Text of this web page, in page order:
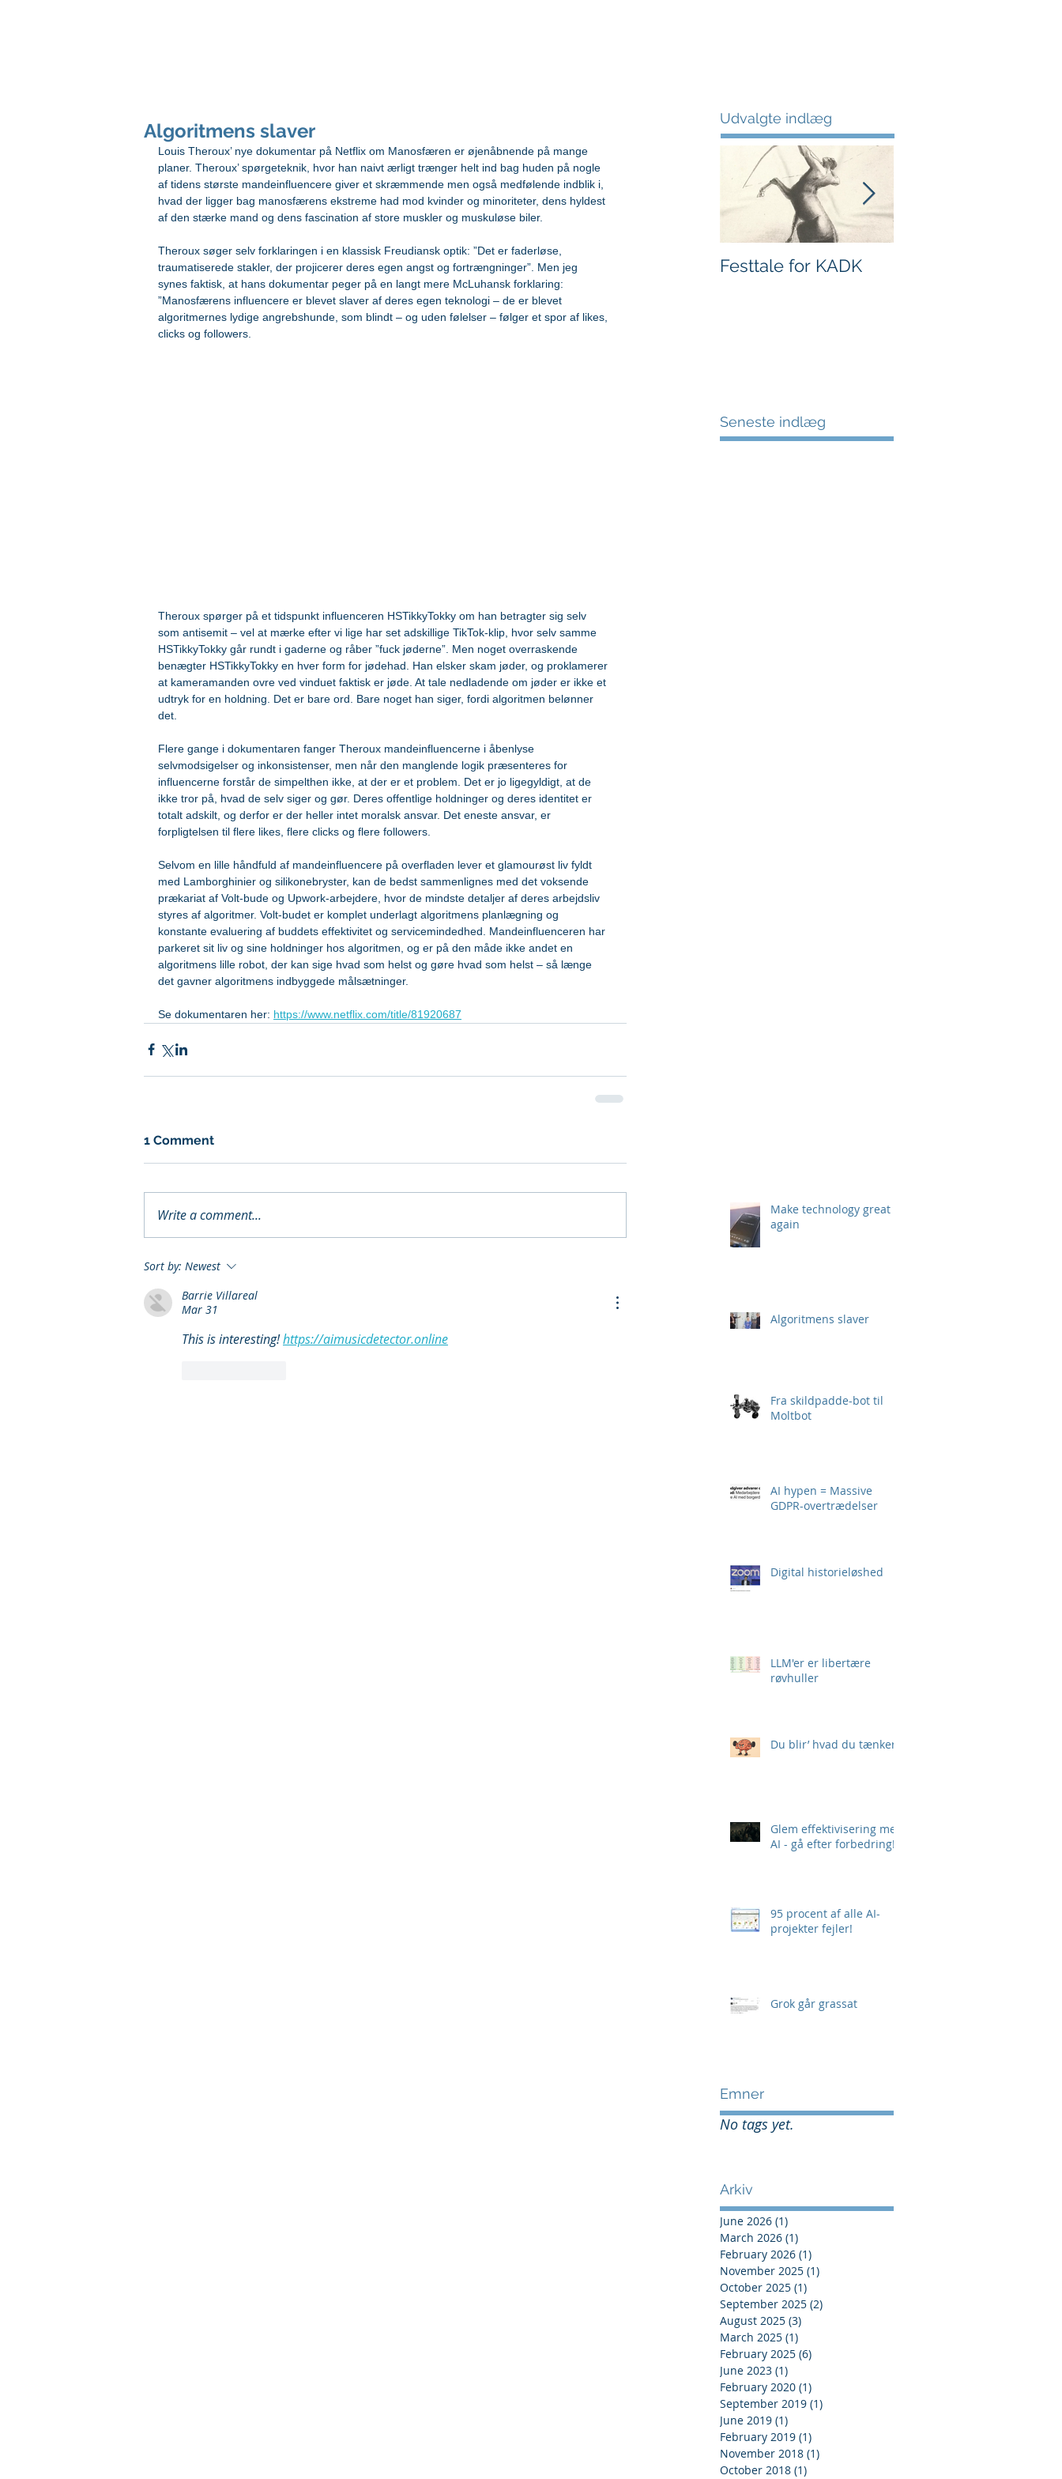
Algoritmens slaver
Louis Theroux’ nye dokumentar på Netflix om Manosfæren er øjenåbnende på mange
planer. Theroux’ spørgeteknik, hvor han naivt ærligt trænger helt ind bag huden på nogle
af tidens største mandeinfluencere giver et skræmmende men også medfølende indblik i,
hvad der ligger bag manosfærens ekstreme had mod kvinder og minoriteter, dens hyldest
af den stærke mand og dens fascination af store muskler og muskuløse biler.
Theroux søger selv forklaringen i en klassisk Freudiansk optik: ”Det er faderløse,
traumatiserede stakler, der projicerer deres egen angst og fortrængninger”. Men jeg
synes faktisk, at hans dokumentar peger på en langt mere McLuhansk forklaring:
”Manosfærens influencere er blevet slaver af deres egen teknologi – de er blevet
algoritmernes lydige angrebshunde, som blindt – og uden følelser – følger et spor af likes,
clicks og followers.
Theroux spørger på et tidspunkt influenceren HSTikkyTokky om han betragter sig selv
som antisemit – vel at mærke efter vi lige har set adskillige TikTok-klip, hvor selv samme
HSTikkyTokky går rundt i gaderne og råber ”fuck jøderne”. Men noget overraskende
benægter HSTikkyTokky en hver form for jødehad. Han elsker skam jøder, og proklamerer
at kameramanden ovre ved vinduet faktisk er jøde. At tale nedladende om jøder er ikke et
udtryk for en holdning. Det er bare ord. Bare noget han siger, fordi algoritmen belønner
det.
Flere gange i dokumentaren fanger Theroux mandeinfluencerne i åbenlyse
selvmodsigelser og inkonsistenser, men når den manglende logik præsenteres for
influencerne forstår de simpelthen ikke, at der er et problem. Det er jo ligegyldigt, at de
ikke tror på, hvad de selv siger og gør. Deres offentlige holdninger og deres identitet er
totalt adskilt, og derfor er der heller intet moralsk ansvar. Det eneste ansvar, er
forpligtelsen til flere likes, flere clicks og flere followers.
Selvom en lille håndfuld af mandeinfluencere på overfladen lever et glamourøst liv fyldt
med Lamborghinier og silikonebryster, kan de bedst sammenlignes med det voksende
prækariat af Volt-bude og Upwork-arbejdere, hvor de mindste detaljer af deres arbejdsliv
styres af algoritmer. Volt-budet er komplet underlagt algoritmens planlægning og
konstante evaluering af buddets effektivitet og servicemindedhed. Mandeinfluenceren har
parkeret sit liv og sine holdninger hos algoritmen, og er på den måde ikke andet en
algoritmens lille robot, der kan sige hvad som helst og gøre hvad som helst – så længe
det gavner algoritmens indbyggede målsætninger.
Se dokumentaren her: https://www.netflix.com/title/81920687
1 Comment
Write a comment...
Sort by: Newest
Barrie Villareal
Mar 31
This is interesting! https://aimusicdetector.online
Udvalgte indlæg
Festtale for KADK
Seneste indlæg
Make technology great
again
Algoritmens slaver
Fra skildpadde-bot til
Moltbot
AI hypen = Massive
GDPR-overtrædelser
Digital historieløshed
LLM'er er libertære
røvhuller
Du blir’ hvad du tænker
Glem effektivisering med
AI - gå efter forbedring!
95 procent af alle AI-
projekter fejler!
Grok går grassat
Emner
No tags yet.
Arkiv
June 2026 (1)
March 2026 (1)
February 2026 (1)
November 2025 (1)
October 2025 (1)
September 2025 (2)
August 2025 (3)
March 2025 (1)
February 2025 (6)
June 2023 (1)
February 2020 (1)
September 2019 (1)
June 2019 (1)
February 2019 (1)
November 2018 (1)
October 2018 (1)